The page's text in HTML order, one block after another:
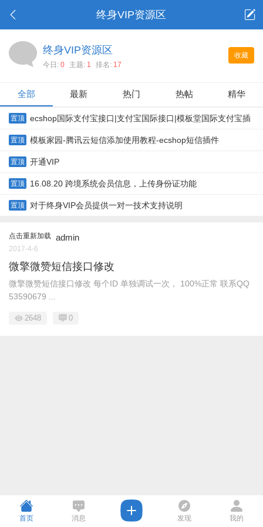
终身VIP资源区
收藏
终身VIP资源区
今日: 0 主题: 1 排名: 17
全部 最新 热门 热帖 精华
置顶 ecshop国际支付宝接口|支付宝国际接口|模板堂国际支付宝插
件
置顶 模板家园-腾讯云短信添加使用教程-ecshop短信插件
置顶 开通VIP
置顶 16.08.20 跨境系统会员信息，上传身份证功能
置顶 对于终身VIP会员提供一对一技术支持说明
点击重新加载 admin
2017-4-6
微擎微赞短信接口修改
微擎微赞短信接口修改 每个ID 单独调试一次， 100%正常 联系QQ
53590679 ...
2648 0
首页 消息 发现 我的